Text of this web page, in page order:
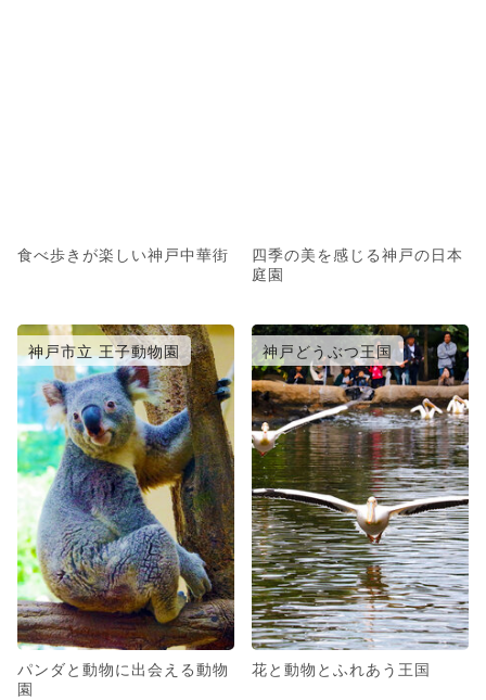
食べ歩きが楽しい神戸中華街
四季の美を感じる神戸の日本
庭園
神戸市立 王子動物園
パンダと動物に出会える動物
園
神戸どうぶつ王国
花と動物とふれあう王国